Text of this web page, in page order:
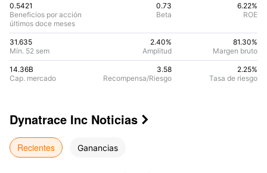
0.5421
Beneficios por acción
últimos doce meses
0.73
Beta
6.22%
ROE
31.635
Mín. 52 sem
2.40%
Amplitud
81.30%
Margen bruto
14.36B
Cap. mercado
3.58
Recompensa/Riesgo
2.25%
Tasa de riesgo
Dynatrace Inc Noticias 
Recientes Ganancias